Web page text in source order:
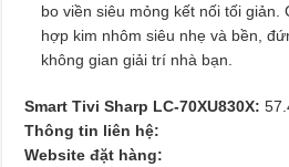
bo viền siêu mỏng kết nối tối giản.
hợp kim nhôm siêu nhẹ và bền,
không gian giải trí nhà bạn.
Smart Tivi Sharp LC-70XU830X:
Thông tin liên hệ:
Website đặt hàng: